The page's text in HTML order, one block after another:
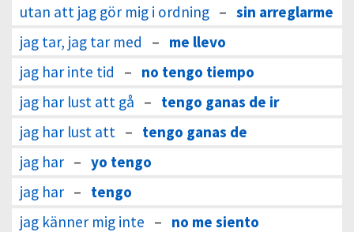
utan att jag gör mig i ordning – sin arreglarme
jag tar, jag tar med
– me llevo
jag har inte tid
– no tengo tiempo
jag har lust att gå – tengo ganas de ir
jag har lust att – tengo ganas de
jag har – yo tengo
jag har – tengo
jag känner mig inte – no me siento